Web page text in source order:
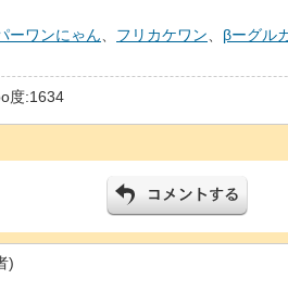
ーワンにゃん フリカケワン βーグル
度:1634
)